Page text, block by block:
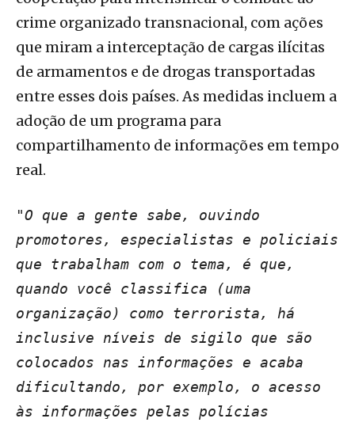
crime organizado transnacional, com ações
que miram a interceptação de cargas ilícitas
de armamentos e de drogas transportadas
entre esses dois países. As medidas incluem a
adoção de um programa para
compartilhamento de informações em tempo
real.
"O que a gente sabe, ouvindo
promotores, especialistas e policiais
que trabalham com o tema, é que,
quando você classifica (uma
organização) como terrorista, há
inclusive níveis de sigilo que são
colocados nas informações e acaba
dificultando, por exemplo, o acesso
às informações pelas polícias